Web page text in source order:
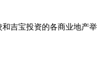
吉宝投资的各商业地产举